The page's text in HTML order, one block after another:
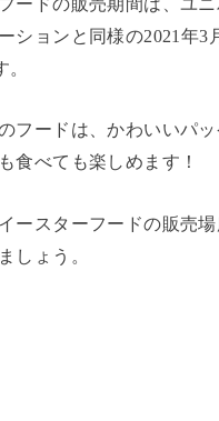
ションと同様の2021年3
フードは、かわいいパ
食べても楽しめます！
ースターフードの販売
しょう。